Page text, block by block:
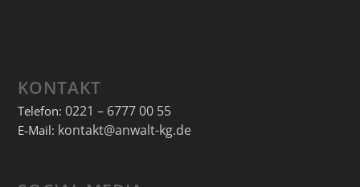
KONTAKT
Telefon: 0221 – 6777 00 55
E-Mail: kontakt@anwalt-kg.de